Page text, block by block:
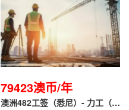
79423澳币/年
澳洲482工签（悉尼）- 力工（无